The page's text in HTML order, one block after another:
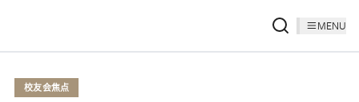
MENU
校友会焦点